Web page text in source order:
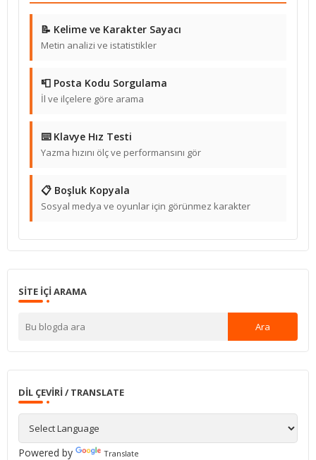
📝 Kelime ve Karakter Sayacı
Metin analizi ve istatistikler
📮 Posta Kodu Sorgulama
İl ve ilçelere göre arama
⌨️ Klavye Hız Testi
Yazma hızını ölç ve performansını gör
📋 Boşluk Kopyala
Sosyal medya ve oyunlar için görünmez karakter
SITE IÇI ARAMA
DIL ÇEVIRI / TRANSLATE
Powered by Translate